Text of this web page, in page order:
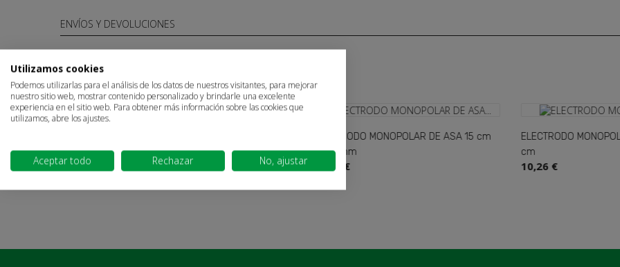
ENVÍOS Y DEVOLUCIONES
OTROS PRODUCTOSEN LA MISMA CATEGORÍA
BOLA 6 cm Ø 4mm
6,84 €
ELECTRODO MONOPOLAR DE ASA 15 cm
20x13mm
14,51 €
ELECTRODO MONOPOLAR DE
Utilizamos cookies
Podemos utilizarlas para el análisis de los datos de nuestros visitantes, para mejorar
nuestro sitio web, mostrar contenido personalizado y brindarle una excelente
experiencia en el sitio web. Para obtener más información sobre las cookies que
utilizamos, abre los ajustes.
Aceptar todo Rechazar No, ajustar Cancelar Iniciar sesión